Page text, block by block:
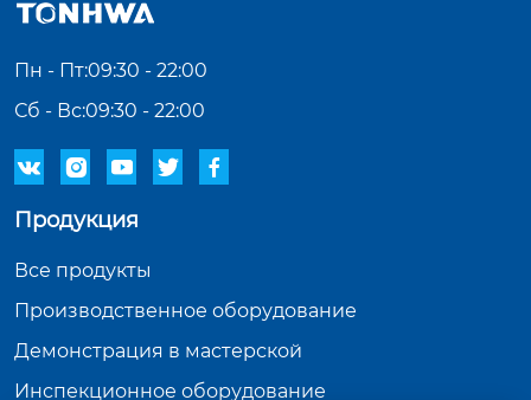
Пн - Пт:09:30 - 22:00
Сб - Вс:09:30 - 22:00
    
Продукция
Все продукты
Производственное оборудование
Демонстрация в мастерской
Инспекционное оборудование